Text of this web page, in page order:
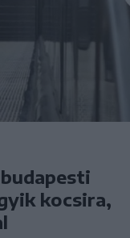
kocsira,